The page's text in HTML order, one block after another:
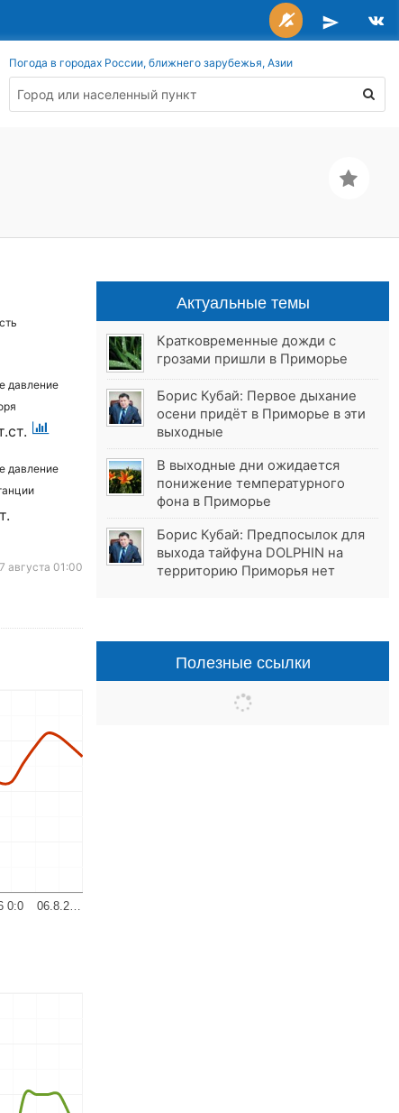
Погода в городах России, ближнего зарубежья, Азии
давление
давление
августа 01:00
0:0 06.8.2…
Актуальные темы
Кратковременные дожди с
грозами пришли в Приморье
Борис Кубай: Первое дыхание
осени придёт в Приморье в эти
выходные
В выходные дни ожидается
понижение температурного
фона в Приморье
Борис Кубай: Предпосылок для
выхода тайфуна DOLPHIN на
территорию Приморья нет
Полезные ссылки